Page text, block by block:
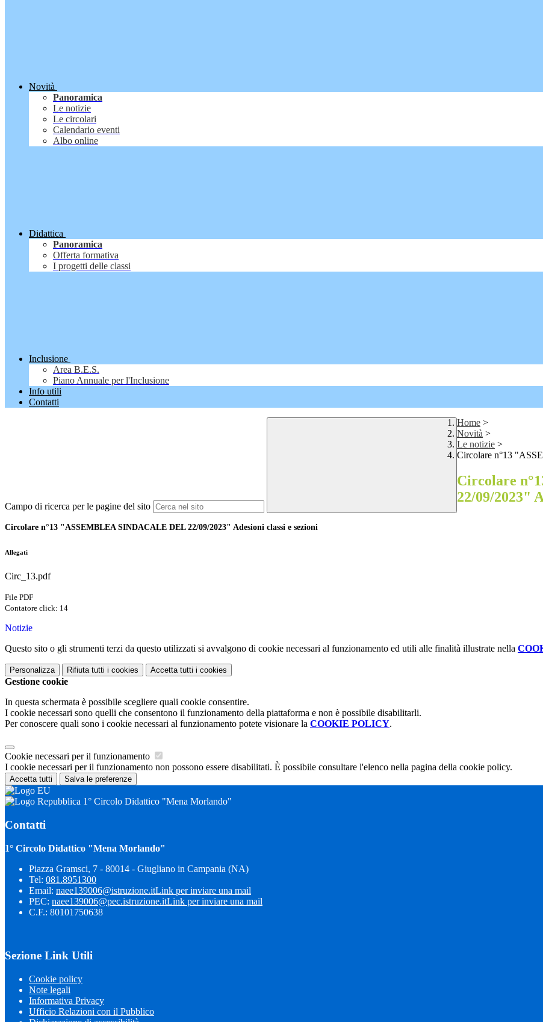
Novità
Panoramica
Le notizie
Le circolari
Calendario eventi
Albo online
Didattica
Panoramica
Offerta formativa
I progetti delle classi
Inclusione
Area B.E.S.
Piano Annuale per l'Inclusione
Info utili
Contatti
Campo di ricerca per le pagine del sito
Home >
Novità >
Le notizie >
Circolare n°13
Circolare
22/09/2023"
Circolare n°13 "ASSEMBLEA SINDACALE DEL 22/09/2023" Adesioni classi e sezioni
Allegati
Circ_13.pdf
File PDF
Contatore click: 14
Notizie
Questo sito o gli strumenti terzi da questo utilizzati si avvalgono di cookie necessari al funzionamento ed utili alle finalità illustrate nella
Personalizza Rifiuta tutti i cookies Accetta tutti i cookies
Gestione cookie
In questa schermata è possibile scegliere quali cookie consentire.
I cookie necessari sono quelli che consentono il funzionamento della piattaforma e non è possibile disabilitarli.
Per conoscere quali sono i cookie necessari al funzionamento potete visionare la COOKIE POLICY.
Cookie necessari per il funzionamento
I cookie necessari per il funzionamento non possono essere disabilitati. È possibile consultare l'elenco nella pagina della cookie policy.
Accetta tutti Salva le preferenze
1° Circolo Didattico "Mena Morlando"
Contatti
1° Circolo Didattico "Mena Morlando"
Piazza Gramsci, 7 - 80014 - Giugliano in Campania (NA)
Tel: 081.8951300
Email: naee139006@istruzione.itLink per inviare una mail
PEC: naee139006@pec.istruzione.itLink per inviare una mail
C.F.: 80101750638
Sezione Link Utili
Cookie policy
Note legali
Informativa Privacy
Ufficio Relazioni con il Pubblico